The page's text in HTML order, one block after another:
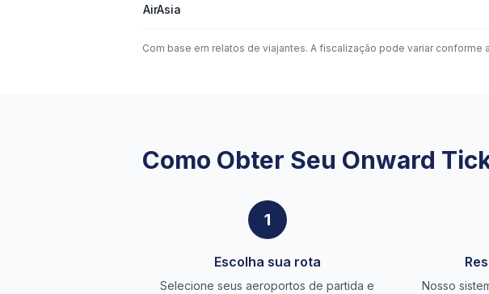
AirAsia
Com base em relatos de viajantes. A fiscalização pode variar conforme
Como Obter Seu Onward
1
Escolha sua rota
Selecione seus aeroportos de partida e
Nosso